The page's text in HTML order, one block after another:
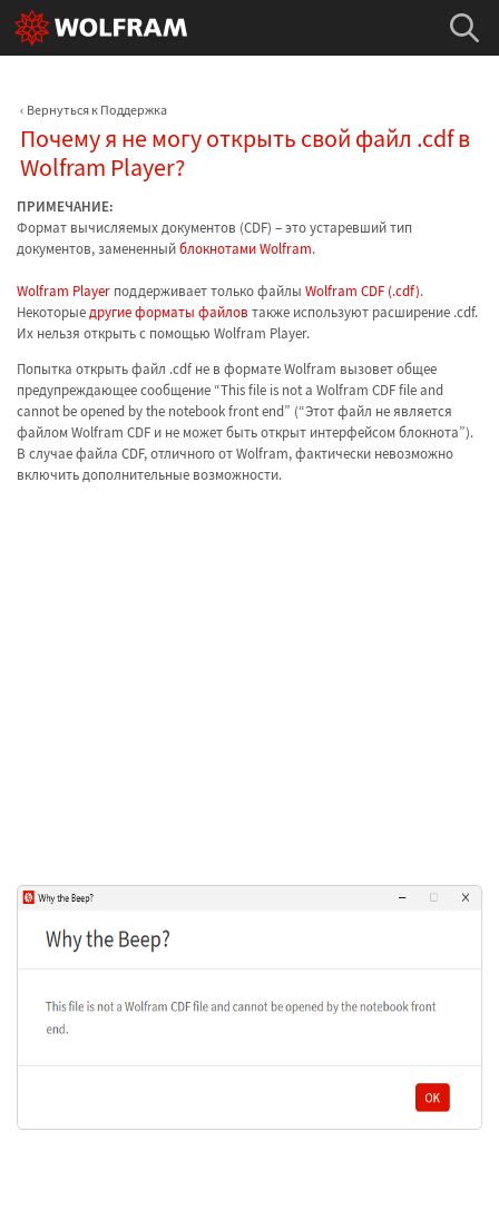
Вернуться к Поддержка
Почему я не могу открыть свой файл .cdf в
Wolfram Player?
ПРИМЕЧАНИЕ:
Формат вычисляемых документов (CDF) – это устаревший тип
документов, замененныйблокнотами Wolfram.
Wolfram Player поддерживает только файлы Wolfram CDF (.cdf).
Некоторыедругие форматы файлов также используют расширение .cdf.
Их нельзя открыть с помощью Wolfram Player.
Попытка открыть файл .cdf не в формате Wolfram вызовет общее
предупреждающее сообщение “This file is not a Wolfram CDF file and
cannot be opened by the notebook front end” (“Этот файл не является
файлом Wolfram CDF и не может быть открыт интерфейсом блокнота”).
В случае файла CDF, отличного от Wolfram, фактически невозможно
включить дополнительные возможности.